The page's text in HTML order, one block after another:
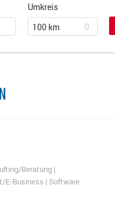
Umkreis
100 km
Beratung |
E-Business | Software